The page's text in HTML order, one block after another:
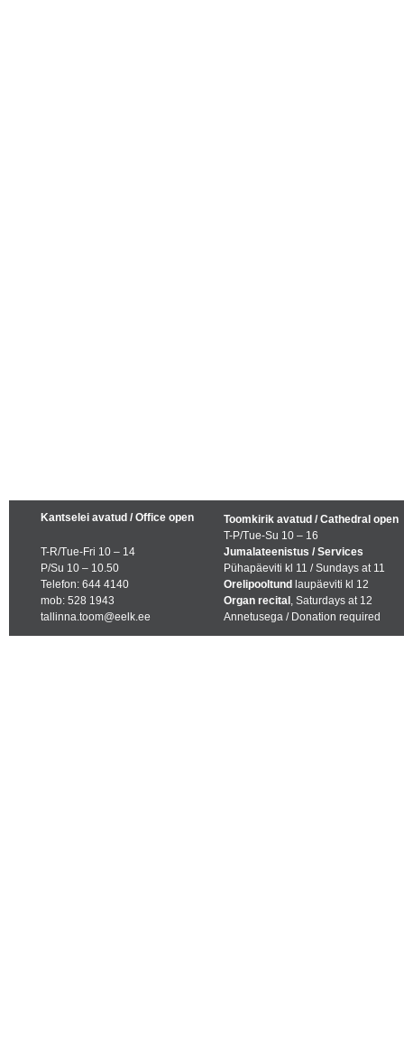
Kantselei avatud / Office open
T-R/Tue-Fri 10 – 14
P/Su 10 – 10.50
Telefon: 644 4140
mob: 528 1943
tallinna.toom@eelk.ee
Toomkirik avatud / Cathedral open
T-P/Tue-Su 10 – 16
Jumalateenistus / Services
Pühapäeviti kl 11 / Sundays at 11
Orelipooltund laupäeviti kl 12
Organ recital , Saturdays at 12
Annetusega / Donation required